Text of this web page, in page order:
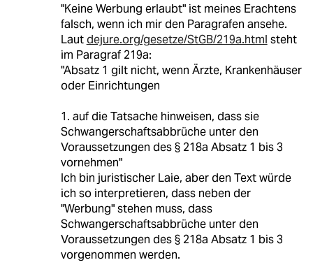
"Keine Werbung erlaubt" ist meines Erachtens
falsch, wenn ich mir den Paragrafen ansehe.
Lautdejure.org/gesetze/StGB/219a.html steht
im Paragraf 219a:
"Absatz 1 gilt nicht, wenn Ärzte, Krankenhäuser
oder Einrichtungen
1. auf die Tatsache hinweisen, dass sie
Schwangerschaftsabbrüche unter den
Voraussetzungen des § 218a Absatz 1 bis 3
vornehmen"
Ich bin juristischer Laie, aber den Text würde
ich so interpretieren, dass neben der
"Werbung" stehen muss, dass
Schwangerschaftsabbrüche unter den
Voraussetzungen des § 218a Absatz 1 bis 3
vorgenommen werden.